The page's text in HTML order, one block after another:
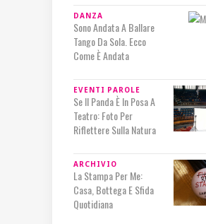
DANZA
Sono Andata A Ballare
Tango Da Sola. Ecco
Come È Andata
EVENTI PAROLE
Se Il Panda È In Posa A
Teatro: Foto Per
Riflettere Sulla Natura
ARCHIVIO
La Stampa Per Me:
Casa, Bottega E Sfida
Quotidiana